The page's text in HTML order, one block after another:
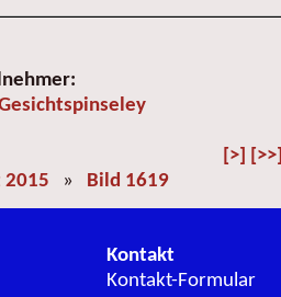
[>] [>>]
» Bild 1619
Kontakt
Kontakt-Formular